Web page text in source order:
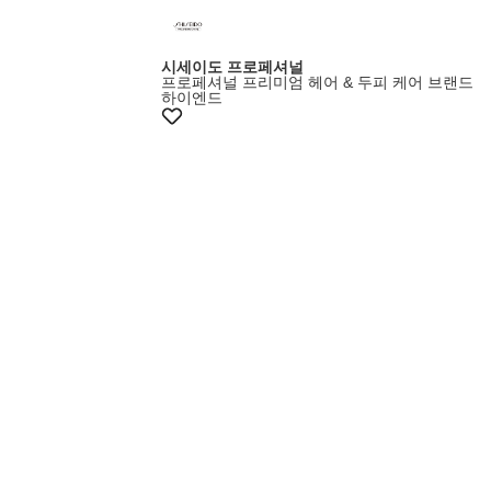
시세이도 프로페셔널
프로페셔널 프리미엄 헤어 & 두피 케어 브랜드
하이엔드